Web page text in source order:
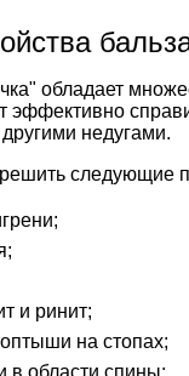
обладает
эффективно
недугами.
следующие
и ринит;
на стопах;
области спины;